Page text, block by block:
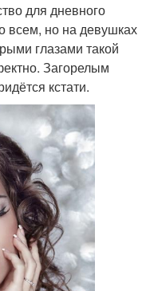
для дневного
всем, но на девушках
глазами такой
Загорелым
кстати.